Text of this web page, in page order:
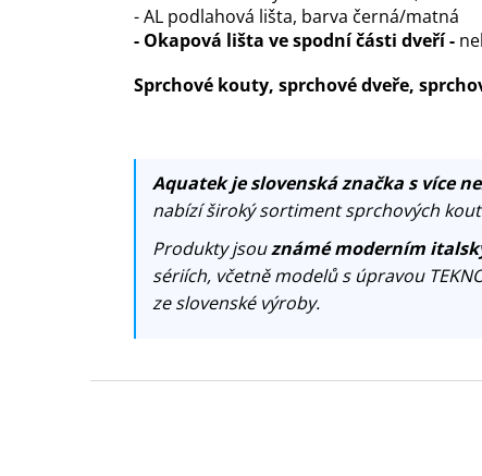
- AL podlahová lišta, barva černá/matná
- Okapová lišta ve spodní části dveří -
Sprchové kouty, sprchové dveře,
Aquatek je slovenská značka s více
nabízí široký sortiment sprchových
Produkty jsouznámé moderním
sériích, včetně modelů s úpravou
ze slovenské výroby.